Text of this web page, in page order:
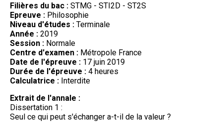
Filières du bac : STMG - STI2D - ST2S
Epreuve : Philosophie
Niveau d'études : Terminale
Année : 2019
Session : Normale
Centre d'examen : Métropole France
Date de l'épreuve : 17 juin 2019
Durée de l'épreuve : 4 heures
Calculatrice : Interdite
Extrait de l'annale :
Dissertation 1 :
Seul ce qui peut s'échanger a-t-il de la valeur ?